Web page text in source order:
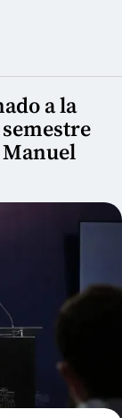
a la